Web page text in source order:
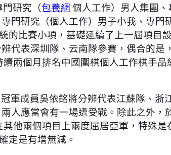
門研究（包養網個人工作）男人集團
門研究（個人工作）男子小我、專
的比賽小項，基礎延續了上一屆項
代表深圳隊、云南隊參賽，偶合的
兩個月排名中國圍棋個人工作棋手
軍成員吳依銘將分辨代表江蘇隊、
人應當會有一場遭受戰。除此之外
其他兩個項目上兩度屈居亞軍，特殊
定是有增無減。